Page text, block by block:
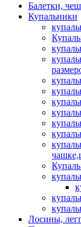
Балетки,
Купальники
Лосины,